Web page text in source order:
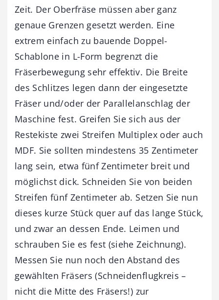
Zeit. Der Oberfräse müssen aber ganz
genaue Grenzen gesetzt werden. Eine
extrem einfach zu bauende Doppel-
Schablone in L-Form begrenzt die
Fräserbewegung sehr effektiv. Die Breite
des Schlitzes legen dann der eingesetzte
Fräser und/oder der Parallelanschlag der
Maschine fest. Greifen Sie sich aus der
Restekiste zwei Streifen Multiplex oder auch
MDF. Sie sollten mindestens 35 Zentimeter
lang sein, etwa fünf Zentimeter breit und
möglichst dick. Schneiden Sie von beiden
Streifen fünf Zentimeter ab. Setzen Sie nun
dieses kurze Stück quer auf das lange Stück,
und zwar an dessen Ende. Leimen und
schrauben Sie es fest (siehe Zeichnung).
Messen Sie nun noch den Abstand des
gewählten Fräsers (Schneidenflugkreis –
nicht die Mitte des Fräsers!) zur